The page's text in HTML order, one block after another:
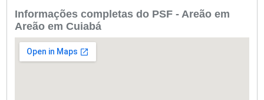
Informações completas do PSF - Areão em
Areão em Cuiabá